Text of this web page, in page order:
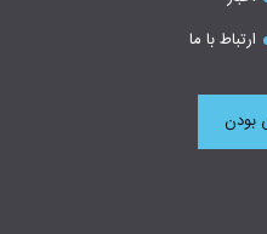
ارتباط با ما
بودن